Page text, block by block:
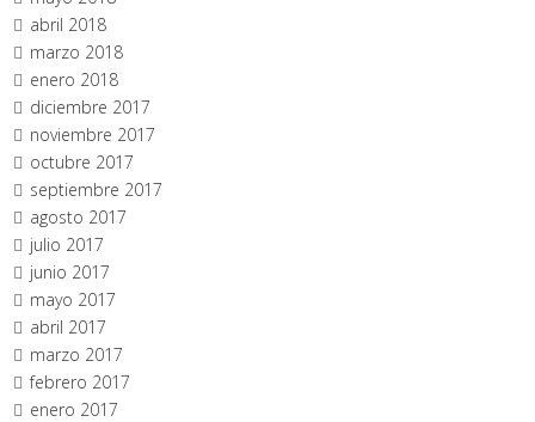
abril 2018
marzo 2018
enero 2018
diciembre 2017
noviembre 2017
octubre 2017
septiembre 2017
agosto 2017
julio 2017
junio 2017
mayo 2017
abril 2017
marzo 2017
febrero 2017
enero 2017